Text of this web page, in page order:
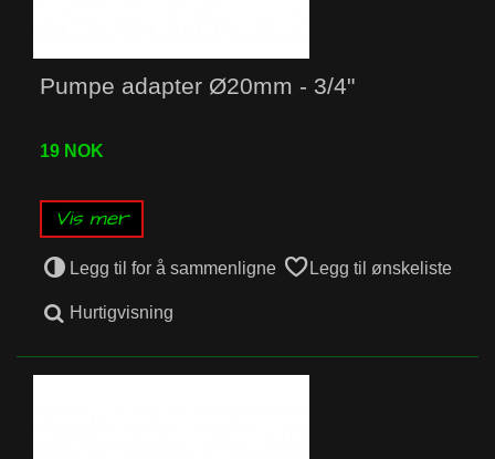
Pumpe adapter Ø20mm - 3/4"
19 NOK
Vis mer
Legg til for å sammenligne Legg til ønskeliste
Hurtigvisning